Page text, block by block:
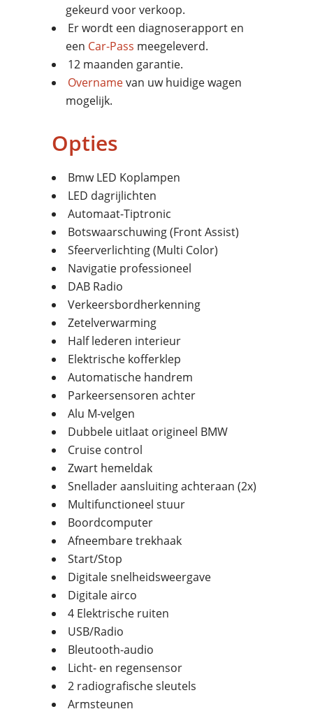
gekeurd voor verkoop.
Er wordt een diagnoserapport en
een Car-Pass meegeleverd.
12 maanden garantie.
Overnamevan uw huidige wagen
mogelijk.
Opties
Bmw LED Koplampen
LED dagrijlichten
Automaat-Tiptronic
Botswaarschuwing (Front Assist)
Sfeerverlichting (Multi Color)
Navigatie professioneel
DAB Radio
Verkeersbordherkenning
Zetelverwarming
Half lederen interieur
Elektrische kofferklep
Automatische handrem
Parkeersensoren achter
Alu M-velgen
Dubbele uitlaat origineel BMW
Cruise control
Zwart hemeldak
Snellader aansluiting achteraan (2x)
Multifunctioneel stuur
Boordcomputer
Afneembare trekhaak
Start/Stop
Digitale snelheidsweergave
Digitale airco
4 Elektrische ruiten
USB/Radio
Bleutooth-audio
Licht- en regensensor
2 radiografische sleutels
Armsteunen